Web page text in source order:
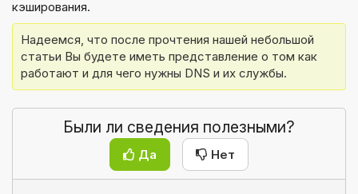
кэширования.
Надеемся, что после прочтения нашей небольшой
статьи Вы будете иметь представление о том как
работают и для чего нужны DNS и их службы.
Были ли сведения полезными?
Да Нет